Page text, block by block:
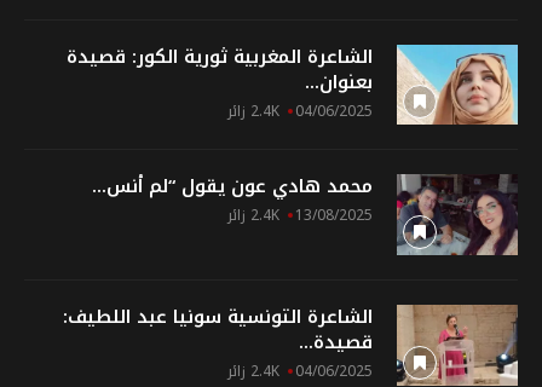
الشاعرة المغربية ثورية الكور: قصيدة
بعنوان...
04/06/2025 2.4K زائر
محمد هادي عون يقول “لم أنس...
13/08/2025 2.4K زائر
الشاعرة التونسية سونيا عبد اللطيف:
قصيدة...
04/06/2025 2.4K زائر